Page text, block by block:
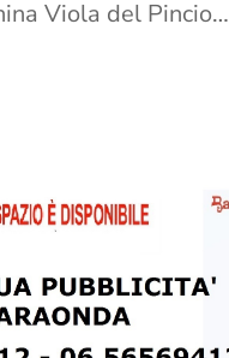
Viola del Pincio…